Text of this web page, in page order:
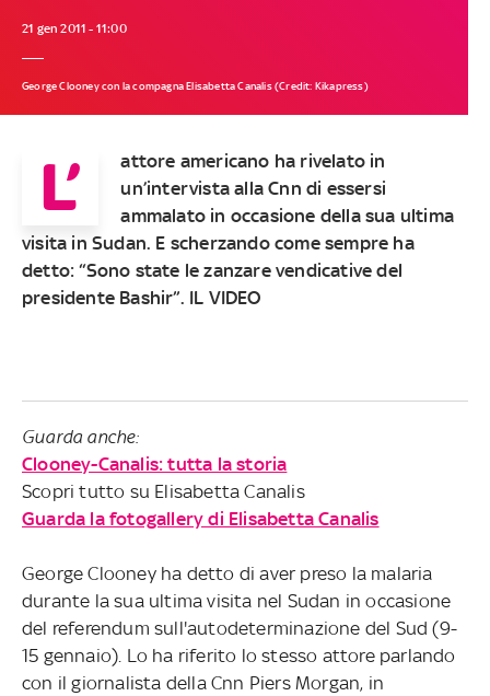
21 gen 2011 - 11:00
George Clooney con la compagna Elisabetta Canalis (Credit: Kikapress)
L’
attore americano ha rivelato in
un’intervista alla Cnn di essersi
ammalato in occasione della sua ultima
visita in Sudan. E scherzando come sempre ha
detto: “Sono state le zanzare vendicative del
presidente Bashir”. IL VIDEO
Guarda anche:
Clooney-Canalis: tutta la storia
Scopri tutto su Elisabetta Canalis
Guarda la fotogallery di Elisabetta Canalis
George Clooney ha detto di aver preso la malaria
durante la sua ultima visita nel Sudan in occasione
del referendum sull'autodeterminazione del Sud (9-
15 gennaio). Lo ha riferito lo stesso attore parlando
con il giornalista della Cnn Piers Morgan, in